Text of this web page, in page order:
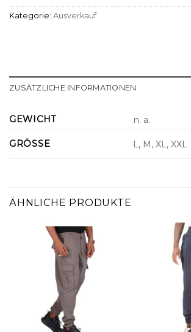
Kategorie: Ausverkauf
ZUSÄTZLICHE INFORMATIONEN
GEWICHT n. a.
GRÖSSE L, M, XL, XXL
ÄHNLICHE PRODUKTE